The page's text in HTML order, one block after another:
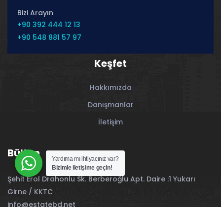
Bizi Arayın
+90 392 444 12 13
+90 548 881 57 97
Keşfet
Hakkımızda
Danışmanlar
İletişim
Bülten
Şehit Erol Drahonlu Sk. Berberoğlu Apt. Daire :1 Yukarı
Girne / KKTC
info@estatebd.net
Yardıma mı ihtiyacınız var?
Bizimle iletişime geçin!